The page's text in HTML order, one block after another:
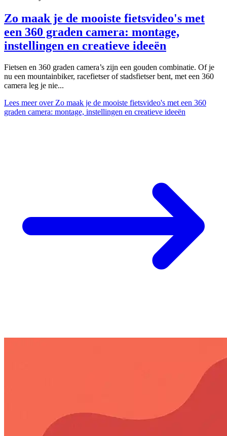
Zo maak je de mooiste fietsvideo's met
een 360 graden camera: montage,
instellingen en creatieve ideeën
Fietsen en 360 graden camera’s zijn een gouden combinatie. Of je
nu een mountainbiker, racefietser of stadsfietser bent, met een 360
camera leg je nie...
Lees meerover Zo maak je de mooiste fietsvideo's met een 360
graden camera: montage, instellingen en creatieve ideeën